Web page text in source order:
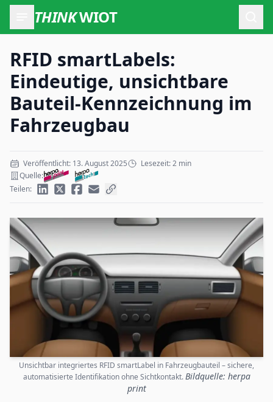
THINKWIOT
RFID smartLabels:
Eindeutige, unsichtbare
Bauteil-Kennzeichnung im
Fahrzeugbau
Veröffentlicht: 13. August 2025
Lesezeit: 2 min
Quelle:
Teilen:
Unsichtbar integriertes RFID smartLabel in Fahrzeugbauteil – sichere,
automatisierte Identifikation ohne Sichtkontakt.Bildquelle: herpa
print